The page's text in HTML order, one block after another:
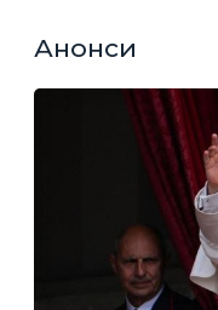
Анонси